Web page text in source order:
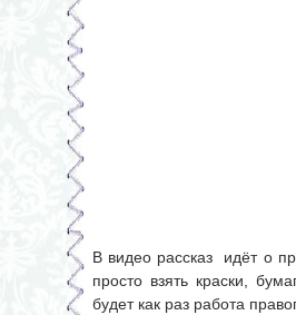
В видео рассказ идёт о
просто взять краски,
будет как раз работа